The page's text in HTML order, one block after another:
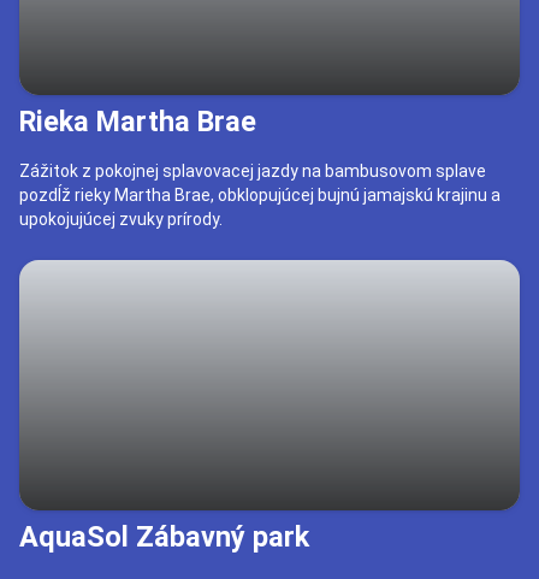
Rieka Martha Brae
Zážitok z pokojnej splavovacej jazdy na bambusovom splave
pozdĺž rieky Martha Brae, obklopujúcej bujnú jamajskú krajinu a
upokojujúcej zvuky prírody.
AquaSol Zábavný park